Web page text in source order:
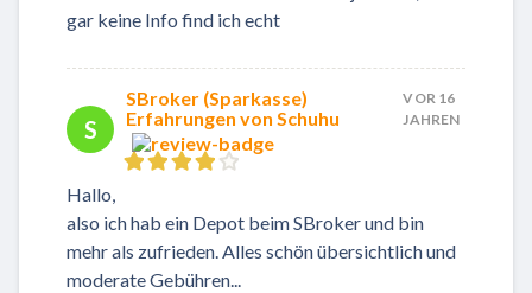
gar keine Info find ich echt
S
SBroker (Sparkasse)
Erfahrungen von Schuhu
VOR 16
JAHREN
Hallo,
also ich hab ein Depot beim SBroker und bin
mehr als zufrieden. Alles schön übersichtlich und
moderate Gebühren...